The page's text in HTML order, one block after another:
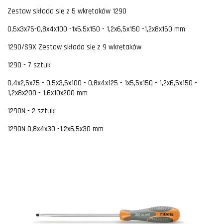
Zestaw składa się z 5 wkrętaków 1290
0,5x3x75-0,8x4x100 -1x5,5x150 - 1,2x6,5x150 -1,2x8x150 mm
1290/S9X Zestaw składa się z 9 wkrętaków
1290 - 7 sztuk
0,4x2,5x75 - 0,5x3,5x100 - 0,8x4x125 - 1x5,5x150 - 1,2x6,5x150 -
1,2x8x200 - 1,6x10x200 mm
1290N - 2 sztuki
1290N 0,8x4x30 -1,2x6,5x30 mm